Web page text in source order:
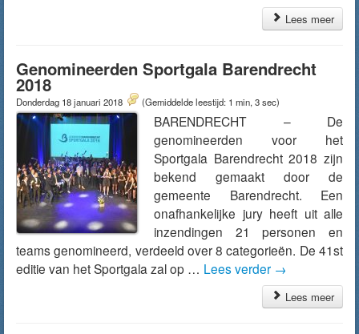
Lees meer
Genomineerden Sportgala Barendrecht
2018
Donderdag 18 januari 2018 (Gemiddelde leestijd: 1 min, 3 sec)
BARENDRECHT – De
genomineerden voor het
Sportgala Barendrecht 2018 zijn
bekend gemaakt door de
gemeente Barendrecht. Een
onafhankelijke jury heeft uit alle
inzendingen 21 personen en
teams genomineerd, verdeeld over 8 categorieën. De 41st
editie van het Sportgala zal op … Lees verder →
Lees meer